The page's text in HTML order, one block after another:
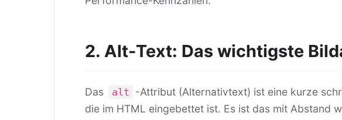
2. Alt-Text: Das wichtigste
Das alt -Attribut (Alternativtext) ist eine kurze
die im HTML eingebettet ist. Es ist das mit Abstand